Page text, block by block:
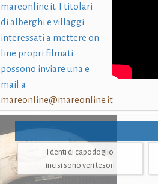
mareonline.it. I titolari
di alberghi e villaggi
interessati a mettere on
line propri filmati
possono inviare una e
mail a
mareonline@mareonline.it
I denti di capodoglio
incisi sono veri tesori